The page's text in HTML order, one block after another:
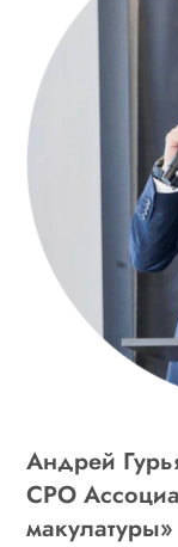
Андрей
СРО
макулатуры»